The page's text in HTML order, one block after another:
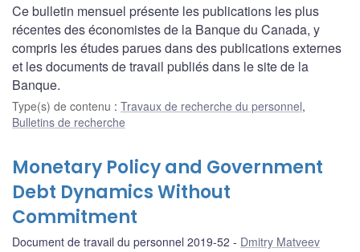
Ce bulletin mensuel présente les publications les plus
récentes des économistes de la Banque du Canada, y
compris les études parues dans des publications externes
et les documents de travail publiés dans le site de la
Banque.
Type(s) de contenu : Travaux de recherche du personnel,
Bulletins de recherche
Monetary Policy and Government
Debt Dynamics Without
Commitment
Document de travail du personnel 2019-52 Dmitry Matveev